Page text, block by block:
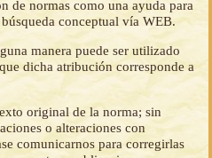
de normas como una ayuda para
conceptual vía WEB.
manera puede ser utilizado
dicha atribución corresponde a
original de la norma; sin
o alteraciones con
comunicarnos para corregirlas